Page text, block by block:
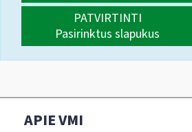
PATVIRTINTI
Pasirinktus slapukus
APIE VMI